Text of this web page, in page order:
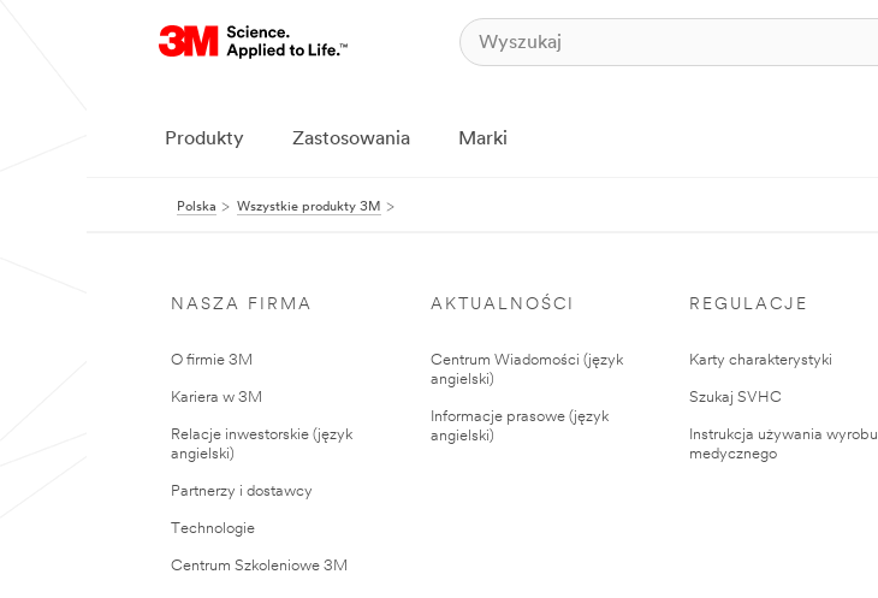
Produkty Zastosowania Marki
Polska Wszystkie produkty 3M
NASZA FIRMA
O firmie 3M
Kariera w 3M
Relacje inwestorskie (język
angielski)
Partnerzy i dostawcy
Technologie
Centrum Szkoleniowe 3M
AKTUALNOŚCI
Centrum Wiadomości (język
angielski)
Informacje prasowe (język
angielski)
REGULACJE
Karty charakterystyki
Szukaj SVHC
Instrukcja używania wyrobu
medycznego